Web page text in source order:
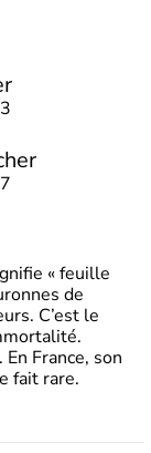
« feuille
de
C’est le
France, son
fait rare.